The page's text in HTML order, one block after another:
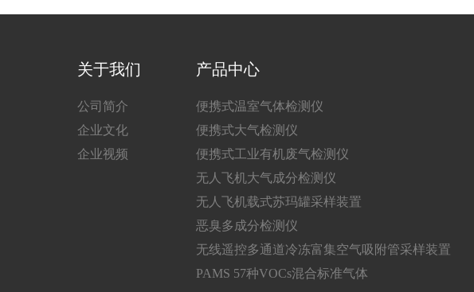
关于我们
公司简介
企业文化
企业视频
产品中心
便携式温室气体检测仪
便携式大气检测仪
便携式工业有机废气检测仪
无人飞机大气成分检测仪
无人飞机载式苏玛罐采样装置
恶臭多成分检测仪
无线遥控多通道冷冻富集空气吸附管采样装置
PAMS 57种VOCs混合标准气体